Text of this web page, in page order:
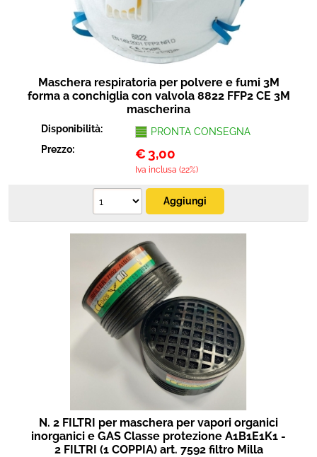
Maschera respiratoria per polvere e fumi 3M
forma a conchiglia con valvola 8822 FFP2 CE 3M
mascherina
Disponibilità:
PRONTA CONSEGNA
Prezzo:
€ 3,00
Iva inclusa (22%)
N. 2 FILTRI per maschera per vapori organici
inorganici e GAS Classe protezione A1B1E1K1 -
2 FILTRI (1 COPPIA) art. 7592 filtro Milla